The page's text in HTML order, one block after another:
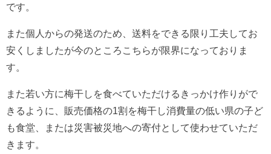
です。
また個人からの発送のため、送料をできる限り工夫してお
安くしましたが今のところこちらが限界になっておりま
す。
また若い方に梅干しを食べていただけるきっかけ作りがで
きるように、販売価格の1割を梅干し消費量の低い県の子ど
も食堂、または災害被災地への寄付として使わせていただ
きます。